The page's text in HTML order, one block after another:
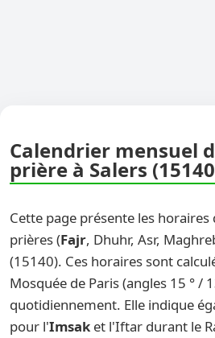
Calendrier mensuel
prière à Salers
Cette page présente les
prières (Fajr, Dhuhr, Asr,
(15140). Ces horaires sont
Mosquée de Paris (angles 15 ° /
quotidiennement. Elle indique
pour l'Imsak et l'Iftar durant le